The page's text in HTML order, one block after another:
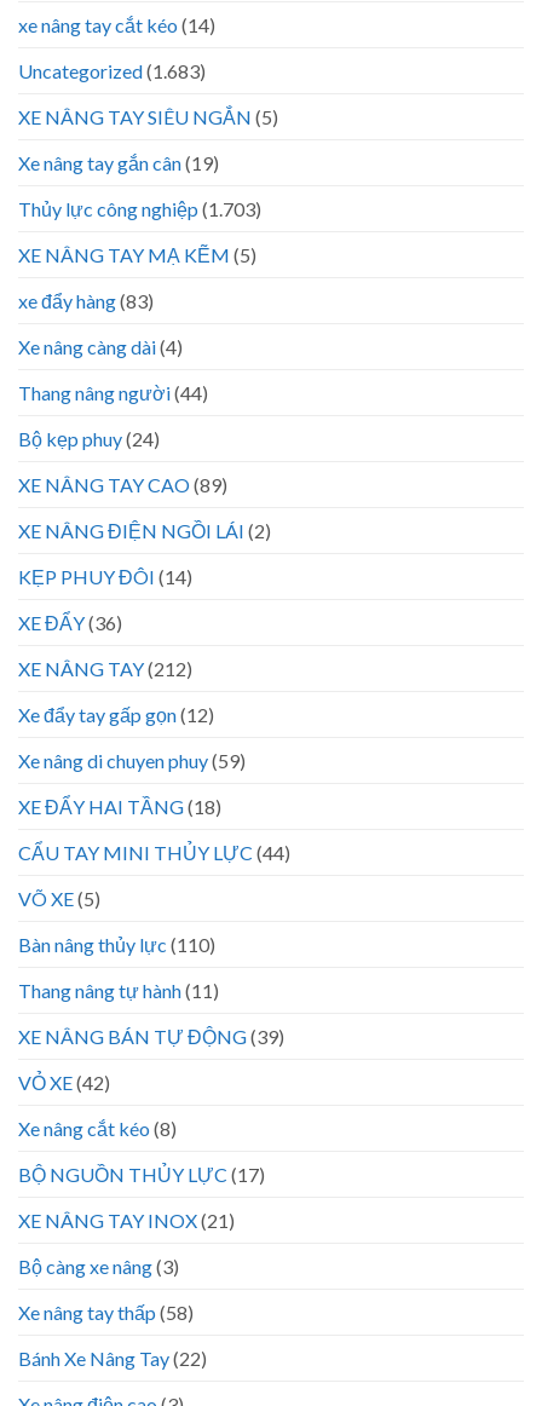
xe nâng tay cắt kéo (14)
Uncategorized(1.683)
XE NÂNG TAY SIÊU NGẮN (5)
Xe nâng tay gắn cân(19)
Thủy lực công nghiệp (1.703)
XE NÂNG TAY MẠ KẼM (5)
xe đẩy hàng(83)
Xe nâng càng dài(4)
Thang nâng người(44)
Bộ kẹp phuy(24)
XE NÂNG TAY CAO(89)
XE NÂNG ĐIỆN NGỒI LÁI (2)
KẸP PHUY ĐÔI (14)
XE ĐẨY(36)
XE NÂNG TAY(212)
Xe đẩy tay gấp gọn(12)
Xe nâng di chuyen phuy(59)
XE ĐẨY HAI TẦNG(18)
CẨU TAY MINI THỦY LỰC (44)
VÕ XE(5)
Bàn nâng thủy lực (110)
Thang nâng tự hành(11)
XE NÂNG BÁN TỰ ĐỘNG(39)
VỎ XE(42)
Xe nâng cắt kéo (8)
BỘ NGUỒN THỦY LỰC (17)
XE NÂNG TAY INOX(21)
Bộ càng xe nâng(3)
Xe nâng tay thấp (58)
Bánh Xe Nâng Tay(22)